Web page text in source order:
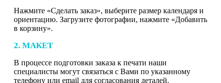
Нажмите «Сделать заказ», выберите размер календаря и
ориентацию. Загрузите фотографии, нажмите «Добавить
в корзину».
2. МАКЕТ
В процессе подготовки заказа к печати наши
специалисты могут связаться с Вами по указанному
телефону или email для согласования деталей.